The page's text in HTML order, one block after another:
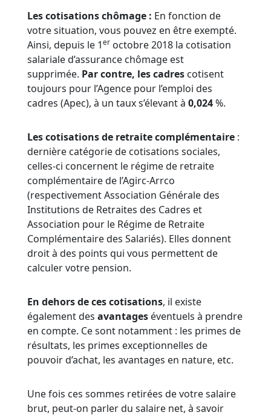
Les cotisations chômage : En fonction de
votre situation, vous pouvez en être exempté.
Ainsi, depuis le 1eroctobre 2018 la cotisation
salariale d’assurance chômage est
supprimée. Par contre, les cadrescotisent
toujours pour l’Agence pour l’emploi des
cadres (Apec), à un taux s’élevant à 0,024%.
Les cotisations de retraite complémentaire:
dernière catégorie de cotisations sociales,
celles-ci concernent le régime de retraite
complémentaire de l’Agirc-Arrco
(respectivement Association Générale des
Institutions de Retraites des Cadres et
Association pour le Régime de Retraite
Complémentaire des Salariés). Elles donnent
droit à des points qui vous permettent de
calculer votre pension.
En dehors de ces cotisations, il existe
également des avantages éventuels à prendre
en compte. Ce sont notamment : les primes de
résultats, les primes exceptionnelles de
pouvoir d’achat, les avantages en nature, etc.
Une fois ces sommes retirées de votre salaire
brut, peut-on parler du salaire net, à savoir